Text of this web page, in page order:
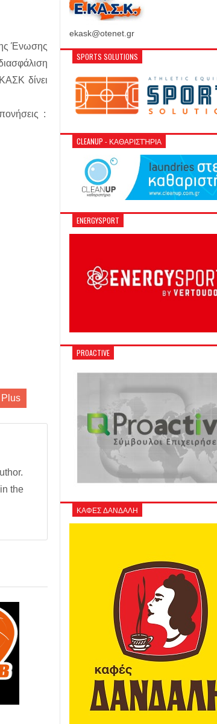
Ένωσης
δίνει
:
the
ekask@otenet.gr
SPORTS SOLUTIONS
CLEANUP - ΚΑΘΑΡΙΣΤΉΡΙΑ
ENERGYSPORT
PROACTIVE
ΚΑΦΕΣ ΔΑΝΔΑΛΗ